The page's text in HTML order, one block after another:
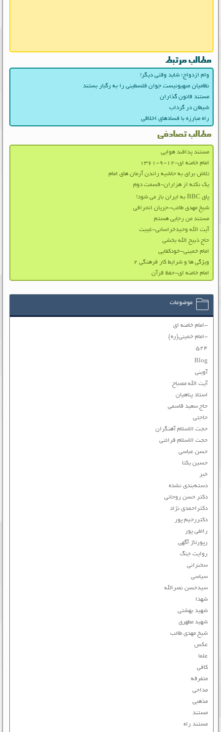
مطالب مرتبط
وام ازدواج؛ شاید وقتی دیگر!
نظامیان صهیونیست جوان فلسطینی را به رگبار بستند
مستند قانون گذاران
شیطان در گرداب
راه مبارزه با فسادهای اخلاقی
مطالب تصادفی
مستند پدافند هوایی
امام خامنه ای-۱۲-۹-۱۳۶۱
تلاش برای به حاشیه راندن آرمان های امام
یک نکته از هزاران-قسمت دوم
پای BBC به ایران باز می شود!
شیخ مهدی طائب-جریان انحرافی
مستند من رجایی هستم
آیت الله وحیدخراسانی-غیبت
حاج ذبیح الله بخشی
امام خمینی-خودکفایی
ویژگی‌ ها و شرایط کار فرهنگی ۲
امام خامنه ای-حفظ قرآن
موضوعات
-امام خامنه ای
-امام خمینی(ره)
۵۲۴
Blog
آوینی
آیت الله مصباح
استاد پناهیان
حاج سعید قاسمی
حاجتی
حجت الاسلام آهنگران
حجت الاسلام قرائتی
حسن عباسی
حسین یکتا
خبر
دسته‌بندی نشده
دکتر حسن روحانی
دکتراحمدی نژاد
دکتررحیم پور
رائفی پور
رپورتاژ آگهی
روایت جنگ
سخنرانی
سیاسی
سیدحسن نصرالله
شهدا
شهید بهشتی
شهید مطهری
شیخ مهدی طائب
عکس
علما
کافی
متفرقه
مداحی
مذهبی
مستند
مستند راه